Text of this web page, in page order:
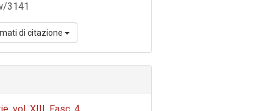
3141
di citazione